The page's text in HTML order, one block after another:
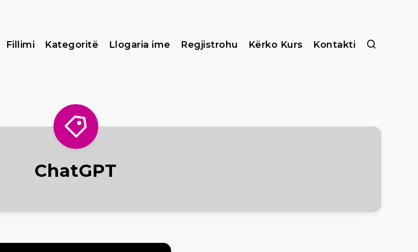
Fillimi Kategoritë Llogaria ime Regjistrohu Kërko Kurs Kontakti
ChatGPT